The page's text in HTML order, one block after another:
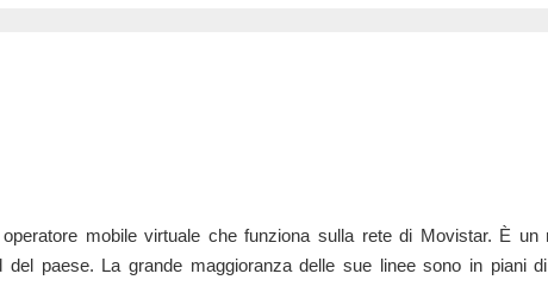
mobile virtuale che funziona sulla rete di Movistar. È un
paese. La grande maggioranza delle sue linee sono in piani